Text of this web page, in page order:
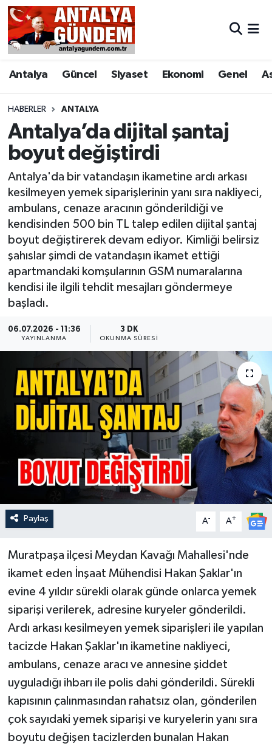
Antalya Güncel Siyaset Ekonomi Genel
HABERLER ANTALYA
Antalya’da dijital şantaj
boyut değiştirdi
Antalya'da bir vatandaşın ikametine ardı arkası
kesilmeyen yemek siparişlerinin yanı sıra nakliyeci,
ambulans, cenaze aracının gönderildiği ve
kendisinden 500 bin TL talep edilen dijital şantaj
boyut değiştirerek devam ediyor. Kimliği belirsiz
şahıslar şimdi de vatandaşın ikamet ettiği
apartmandaki komşularının GSM numaralarına
kendisi ile ilgili tehdit mesajları göndermeye
başladı.
06.07.2026 - 11:36
YAYINLANMA
3 DK
OKUNMA SÜRESI
Paylaş A- A+
Muratpaşa ilçesi Meydan Kavağı Mahallesi'nde
ikamet eden İnşaat Mühendisi Hakan Şaklar'ın
evine 4 yıldır sürekli olarak günde onlarca yemek
siparişi verilerek, adresine kuryeler gönderildi.
Ardı arkası kesilmeyen yemek siparişleri ile yapılan
tacizde Hakan Şaklar'ın ikametine nakliyeci,
ambulans, cenaze aracı ve annesine şiddet
uyguladığı ihbarı ile polis dahi gönderildi. Sürekli
kapısının çalınmasından rahatsız olan, gönderilen
çok sayıdaki yemek siparişi ve kuryelerin yanı sıra
boyutu değişen tacizlerden bunalan Hakan
Antalya
Asayiş
Bilim & Teknoloji
Bölge
EĞİTİM
Ekonomi
Görüntülü Haber
Güncel
Kültür & Sanat
Resmi İlan
Sağlık & Yaşam
Spor
Antalya Nöbetçi Eczaneler
Antalya Hava Durumu
Antalya Namaz Vakitleri
Antalya Trafik Yoğunluk Haritası
Süper Lig Puan Durumu ve Fikstür
Tüm Manşetler
Haber Arşivi